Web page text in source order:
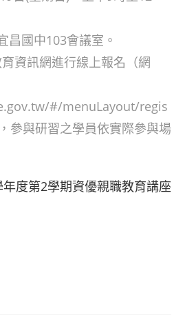
昌國中103會議室。
資訊網進行線上報名（網
#/menuLayout/regis
參與研習之學員依實際參與場
度第2學期資優親職教育講座